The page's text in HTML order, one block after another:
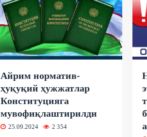
Айрим норматив-
ҳуқуқий ҳужжатлар
Конституцияга
мувофиқлаштирилди
25.09.2024 2 354